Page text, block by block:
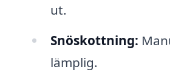
ut.
Snöskottning:
lämplig.